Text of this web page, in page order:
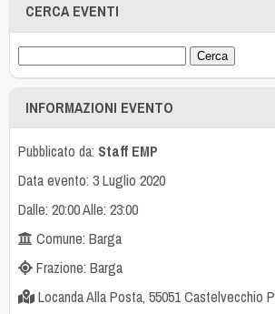
CERCA EVENTI
INFORMAZIONI EVENTO
Pubblicato da: Staff EMP
Data evento: 3 Luglio 2020
Dalle: 20:00 Alle: 23:00
Comune: Barga
Frazione: Barga
Locanda Alla Posta, 55051 Castelvecchio